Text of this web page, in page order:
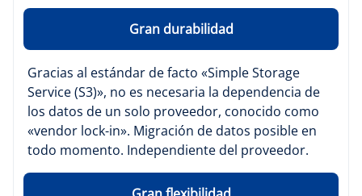
Gran durabilidad
Gracias al estándar de facto «Simple Storage
Service (S3)», no es necesaria la dependencia de
los datos de un solo proveedor, conocido como
«vendor lock-in». Migración de datos posible en
todo momento. Independiente del proveedor.